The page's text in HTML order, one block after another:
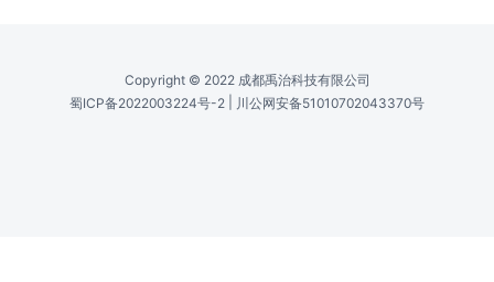
Copyright © 2022 成都禹治科技有限公司
蜀ICP备2022003224号-2
川公网安备51010702043370号